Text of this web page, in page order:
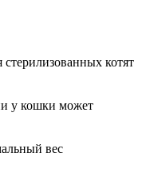
котят
у кошки может
вес